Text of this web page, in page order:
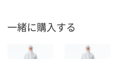
一緒に購入する